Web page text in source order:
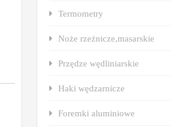
Termometry
Noże rzeżnicze,masarskie
Przędze wędliniarskie
Haki wędzarnicze
Foremki aluminiowe